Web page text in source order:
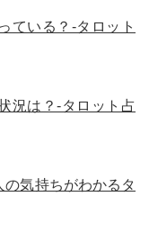
ている？-タロット
況は？-タロット占
気持ちがわかるタ